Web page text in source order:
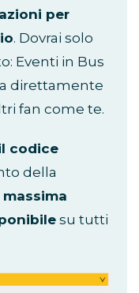
per
. Dovrai solo
Eventi in Bus
direttamente
fan come te.
codice
della
massima
su tutti